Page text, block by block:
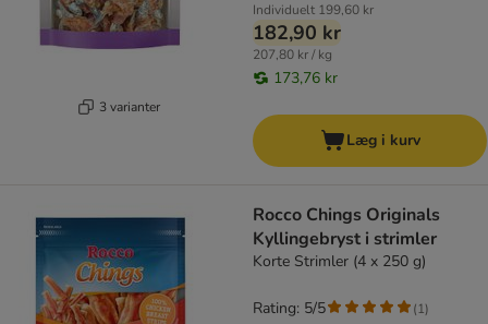
3 varianter
Individuelt 199,60 kr
182,90 kr
207,80 kr / kg
173,76 kr
Læg i kurv
Rocco Chings Originals
Kyllingebryst i strimler
Korte Strimler (4 x 250 g)
Rating: 5/5 (1)